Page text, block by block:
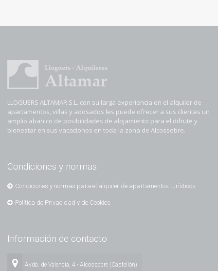
LLOGUERS ALTAMAR S.L. con su larga experiencia en el alquiler de
apartamentos, villas y adosados les puede ofrecer a sus clientes un
amplio abanico de posibilidades de alojamiento para el difrute y
bienestar en sus vacaciones en toda la zona de Alcossebre.
Condiciones y normas
Condiciones y normas para el alquiler de apartamentos turísticos
Política de Privacidad y de Cookies
Información de contacto
Avda. de Valencia, 4 - Alcossebre (Castellón)